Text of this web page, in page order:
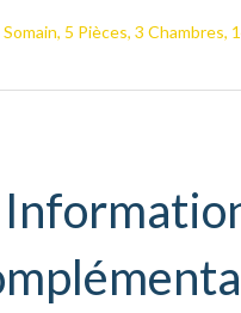
5 Pièces, 3 Chambres,